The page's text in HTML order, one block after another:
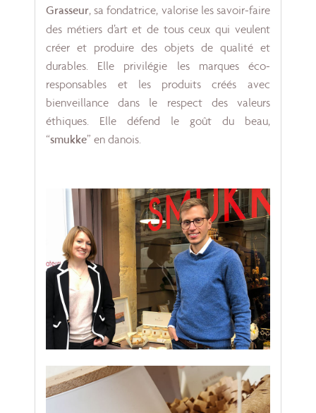
Grasseur, sa fondatrice, valorise les savoir-faire
des métiers d’art et de tous ceux qui veulent
créer et produire des objets de qualité et
durables. Elle privilégie les marques éco-
responsables et les produits créés avec
bienveillance dans le respect des valeurs
éthiques. Elle défend le goût du beau,
“smukke” en danois.